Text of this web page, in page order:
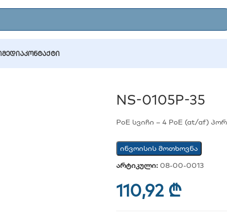
ᲛᲔᲓᲘᲐᲙᲝᲜᲢᲐᲥᲢᲘ
NS-0105P-35
PoE სვიჩი – 4 PoE (at/af)
ინვოისის მოთხოვნა
არტიკული: 08-00-0013
110,92 ₾